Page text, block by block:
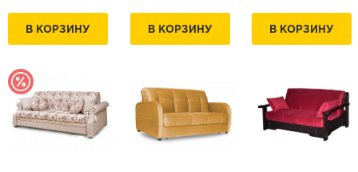
В КОРЗИНУ В КОРЗИНУ В КОРЗИНУ